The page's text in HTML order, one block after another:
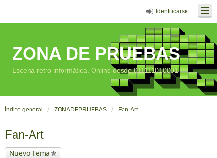
Identificarse
ZONA DE PRUEBAS
Escena retro informática. Online desde 011111010001
Índice general ZONADEPRUEBAS Fan-Art
Fan-Art
Nuevo Tema